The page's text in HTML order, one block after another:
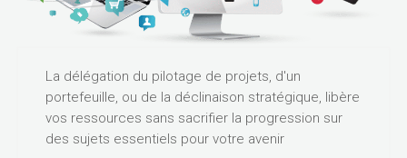
La délégation du pilotage de projets, d'un
portefeuille, ou de la déclinaison stratégique, libère
vos ressources sans sacrifier la progression sur
des sujets essentiels pour votre avenir